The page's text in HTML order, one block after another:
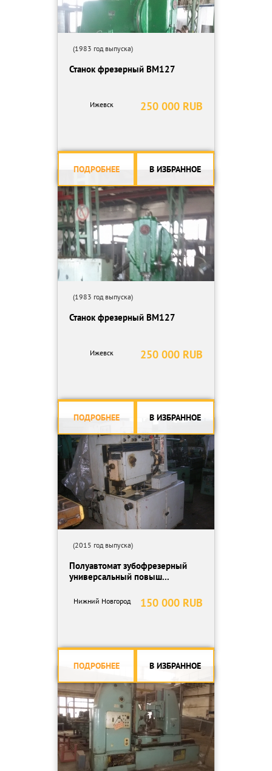
(1983 год выпуска)
Станок фрезерный ВМ127
250 000 RUB
Ижевск
ПОДРОБНЕЕ В ИЗБРАННОЕ
(1983 год выпуска)
Станок фрезерный ВМ127
250 000 RUB
Ижевск
ПОДРОБНЕЕ В ИЗБРАННОЕ
(2015 год выпуска)
Полуавтомат зубофрезерный
универсальный повыш...
150 000 RUB
Нижний Новгород
ПОДРОБНЕЕ В ИЗБРАННОЕ